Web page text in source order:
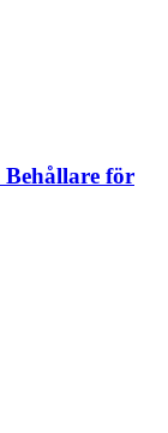
Behållare för